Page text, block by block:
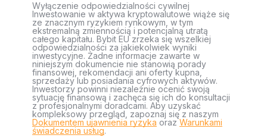
Wyłączenie odpowiedzialności cywilnej
Inwestowanie w aktywa kryptowalutowe wiąże się
ze znacznym ryzykiem rynkowym, w tym
ekstremalną zmiennością i potencjalną utratą
całego kapitału. Bybit EU zrzeka się wszelkiej
odpowiedzialności za jakiekolwiek wyniki
inwestycyjne. Żadne informacje zawarte w
niniejszym dokumencie nie stanowią porady
finansowej, rekomendacji ani oferty kupna,
sprzedaży lub posiadania cyfrowych aktywów.
Inwestorzy powinni niezależnie ocenić swoją
sytuację finansową i zachęca się ich do konsultacji
z profesjonalnymi doradcami. Aby uzyskać
kompleksowy przegląd, zapoznaj się z naszym
Dokumentem ujawnienia ryzyka orazWarunkami
świadczenia usług.